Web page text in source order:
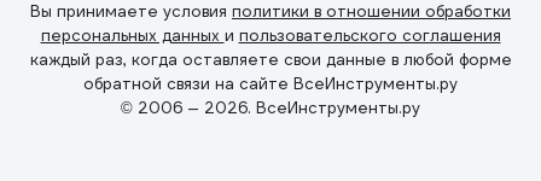
Вы принимаете условия политики в отношении обработки
персональных данных и пользовательского соглашения
каждый раз, когда оставляете свои данные в любой форме
обратной связи на сайте ВсеИнструменты.ру
© 2006 — 2026. ВсеИнструменты.ру